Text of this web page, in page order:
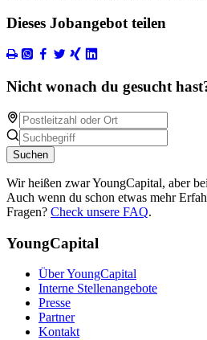
Dieses Jobangebot teilen
Nicht wonach du gesucht
Suchen
Wir heißen zwar YoungCapital, aber
Auch wenn du schon etwas mehr
Fragen? Check unsere FAQ.
YoungCapital
Über YoungCapital
Interne Stellenangebote
Presse
Partner
Kontakt